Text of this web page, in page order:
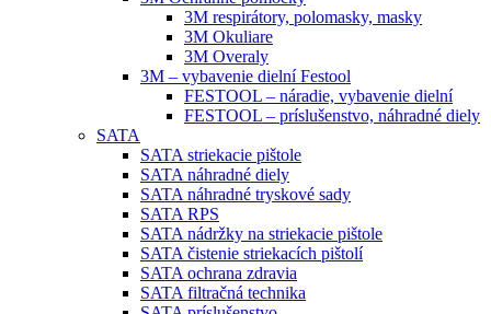
3M respirátory, polomasky, masky
3M Okuliare
3M Overaly
3M – vybavenie dielní Festool
FESTOOL – náradie, vybavenie dielní
FESTOOL – príslušenstvo, náhradné diely
SATA
SATA striekacie pištole
SATA náhradné diely
SATA náhradné tryskové sady
SATA RPS
SATA nádržky na striekacie pištole
SATA čistenie striekacích pištolí
SATA ochrana zdravia
SATA filtračná technika